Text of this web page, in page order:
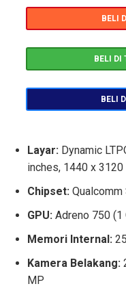
BELI
BELI DI
BELI
Layar: Dynamic
inches, 1440 x
Chipset: Qualcomm
GPU: Adreno 750 (1
Memori Internal:
Kamera Belakang:
MP